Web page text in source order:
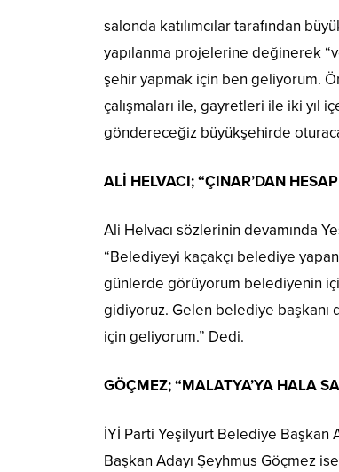
salonda katılımcılar tarafından
yapılanma projelerine değinerek
şehir yapmak için ben geliyorum.
çalışmaları ile, gayretleri ile iki yıl
göndereceğiz büyükşehirde
ALİ HELVACI; “ÇINAR’DAN
Ali Helvacı sözlerinin devamında
“Belediyeyi kaçakçı belediye
günlerde görüyorum belediyenin
gidiyoruz. Gelen belediye başkanı
için geliyorum.” Dedi.
GÖÇMEZ; “MALATYA’YA HALA
İYİ Parti Yeşilyurt Belediye Başkan
Başkan Adayı Şeyhmus Göçmez